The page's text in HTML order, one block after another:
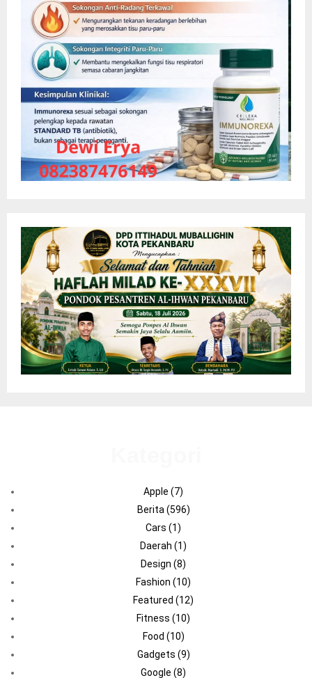
Apple (7)
Berita(596)
Cars (1)
Daerah (1)
Design (8)
Fashion (10)
Featured (12)
Fitness (10)
Food (10)
Gadgets (9)
Google (8)